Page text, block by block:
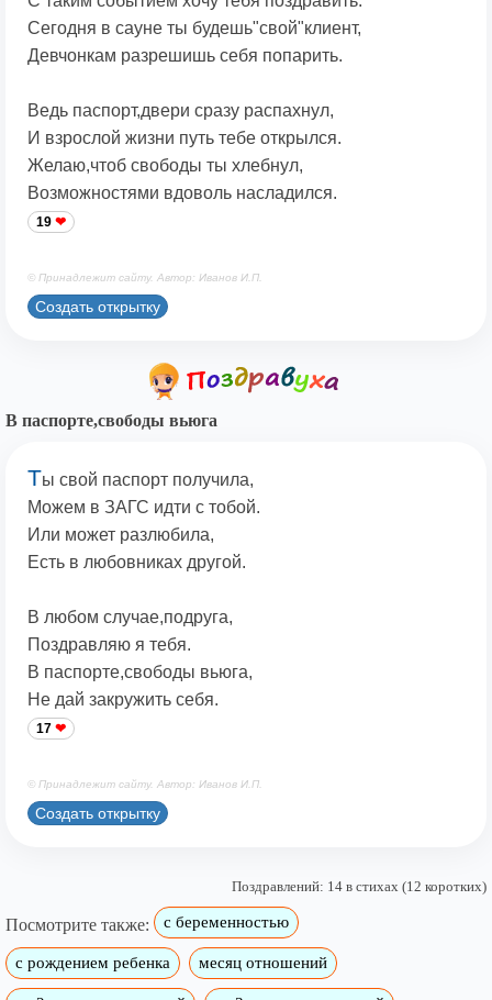
Сегодня в сауне ты будешь"свой"клиент,
Девчонкам разрешишь себя попарить.
Ведь паспорт,двери сразу распахнул,
И взрослой жизни путь тебе открылся.
Желаю,чтоб свободы ты хлебнул,
Возможностями вдоволь насладился.
19
© Принадлежит сайту. Автор: Иванов И.П.
Создать открытку
В паспорте,свободы вьюга
Ты свой паспорт получила,
Можем в ЗАГС идти с тобой.
Или может разлюбила,
Есть в любовниках другой.
В любом случае,подруга,
Поздравляю я тебя.
В паспорте,свободы вьюга,
Не дай закружить себя.
17
© Принадлежит сайту. Автор: Иванов И.П.
Создать открытку
Поздравлений: 14 в стихах (12 коротких)
Посмотрите также: с беременностью
с рождением ребенка месяц отношений